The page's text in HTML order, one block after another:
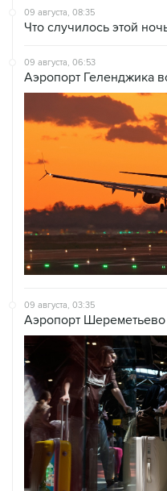
09 августа, 08:35
Что случилось этой
09 августа, 06:53
Аэропорт Геленджика
09 августа, 03:35
Аэропорт Шереметьево